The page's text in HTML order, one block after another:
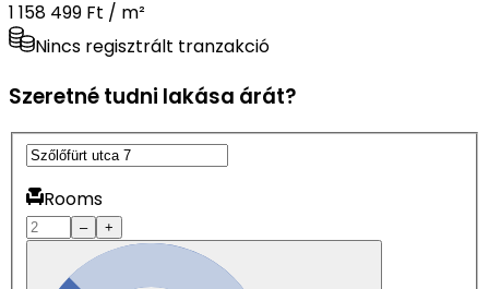
1 158 499 Ft / m²
Nincs regisztrált tranzakció
Szeretné tudni lakása árát?
Rooms
– +